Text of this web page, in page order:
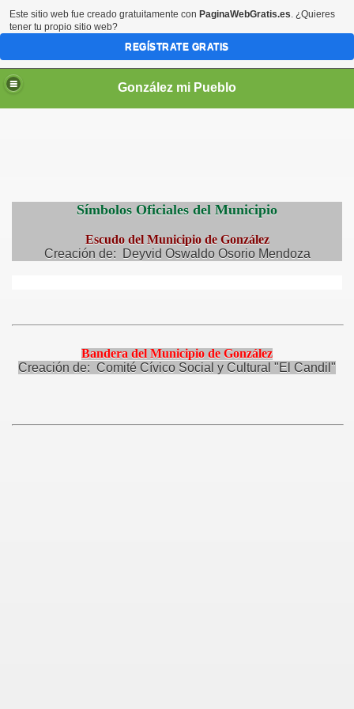
González mi Pueblo
Símbolos Oficiales del Municipio
Escudo del Municipio de González
Creación de: Deyvid Oswaldo Osorio Mendoza
Bandera del Municipio de González
Creación de: Comité Cívico Social y Cultural "El Candil"
Este sitio web fue creado gratuitamente con PaginaWebGratis.es. ¿Quieres
tener tu propio sitio web?
REGÍSTRATE GRATIS